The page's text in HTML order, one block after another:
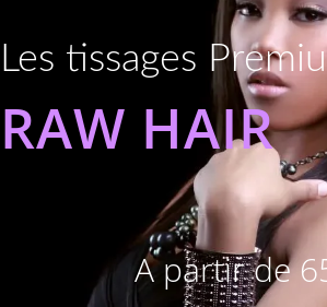
Les tissages
RAW HAIR
A partir de